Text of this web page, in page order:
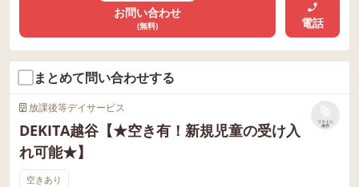
お問い合わせ
(無料) 電話
まとめて問い合わせする
放課後等デイサービス
DEKITA越谷【★空き有！新規児童の受け入
れ可能★】
リストに
保存
空きあり